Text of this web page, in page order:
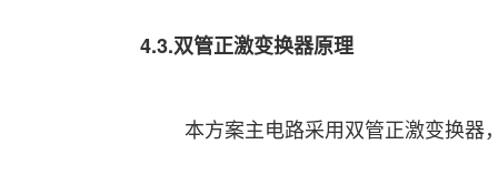
4.3.双管正激变换器原理
本方案主电路采用双管正激变换器